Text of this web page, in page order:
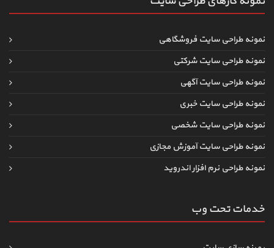
نمونه طراحی سایت فروشگاهی
نمونه طراحی سایت شرکتی
نمونه طراحی سایت آگهی
نمونه طراحی سایت خبری
نمونه طراحی سایت شخصی
نمونه طراحی سایت آموزش مجازی
نمونه طراحی نرم افزار اندروید
خدمات تحت وب